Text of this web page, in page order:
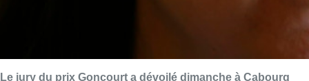
Le jury du prix Goncourt a dévoilé dimanche à Cabourg